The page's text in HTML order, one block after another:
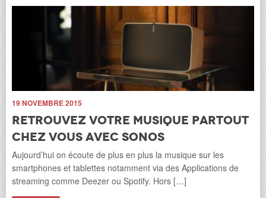
19 NOVEMBRE 2015
Retrouvez votre musique partout
chez vous avec Sonos
Aujourd’hui on écoute de plus en plus la musique sur les
smartphones et tablettes notamment via des Applications de
streaming comme Deezer ou Spotify. Hors […]